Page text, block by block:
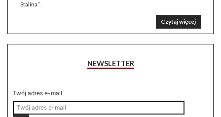
Stalina”.
Czytaj więcej
NEWSLETTER
Twój adres e-mail